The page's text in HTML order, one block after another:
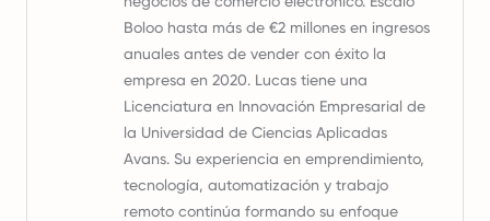
Boloo hasta más de €2 millones en ingresos
anuales antes de vender con éxito la
empresa en 2020. Lucas tiene una
Licenciatura en Innovación Empresarial de
la Universidad de Ciencias Aplicadas
Avans. Su experiencia en emprendimiento,
tecnología, automatización y trabajo
remoto continúa formando su enfoque